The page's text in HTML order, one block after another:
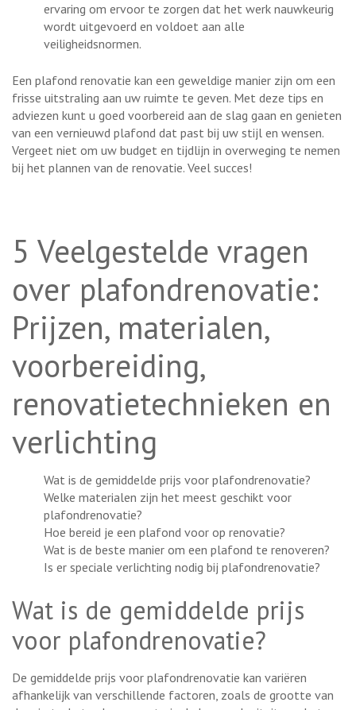
ervaring om ervoor te zorgen dat het werk nauwkeurig
wordt uitgevoerd en voldoet aan alle
veiligheidsnormen.
Een plafond renovatie kan een geweldige manier zijn om een
frisse uitstraling aan uw ruimte te geven. Met deze tips en
adviezen kunt u goed voorbereid aan de slag gaan en genieten
van een vernieuwd plafond dat past bij uw stijl en wensen.
Vergeet niet om uw budget en tijdlijn in overweging te nemen
bij het plannen van de renovatie. Veel succes!
5 Veelgestelde vragen
over plafondrenovatie:
Prijzen, materialen,
voorbereiding,
renovatietechnieken en
verlichting
Wat is de gemiddelde prijs voor plafondrenovatie?
Welke materialen zijn het meest geschikt voor
plafondrenovatie?
Hoe bereid je een plafond voor op renovatie?
Wat is de beste manier om een plafond te renoveren?
Is er speciale verlichting nodig bij plafondrenovatie?
Wat is de gemiddelde prijs
voor plafondrenovatie?
De gemiddelde prijs voor plafondrenovatie kan variëren
afhankelijk van verschillende factoren, zoals de grootte van